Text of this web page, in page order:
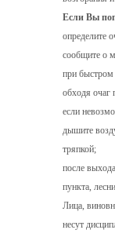
Если Вы
определите
сообщите о
при быстром
обходя очаг
если
дышите
тряпкой;
после
пункта,
Лица,
несут